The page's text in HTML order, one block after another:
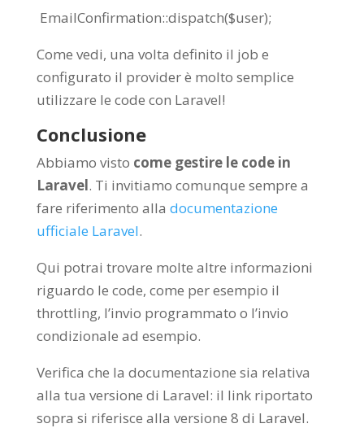
EmailConfirmation::dispatch($user);
Come vedi, una volta definito il job e
configurato il provider è molto semplice
utilizzare le code con Laravel!
Conclusione
Abbiamo visto come gestire le code in
Laravel. Ti invitiamo comunque sempre a
fare riferimento alla documentazione
ufficiale Laravel.
Qui potrai trovare molte altre informazioni
riguardo le code, come per esempio il
throttling, l’invio programmato o l’invio
condizionale ad esempio.
Verifica che la documentazione sia relativa
alla tua versione di Laravel: il link riportato
sopra si riferisce alla versione 8 di Laravel.